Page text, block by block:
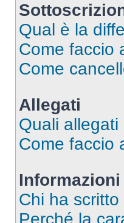
Qual è la
Come faccio
Come
Allegati
Quali
Come faccio
Chi ha
Perché la